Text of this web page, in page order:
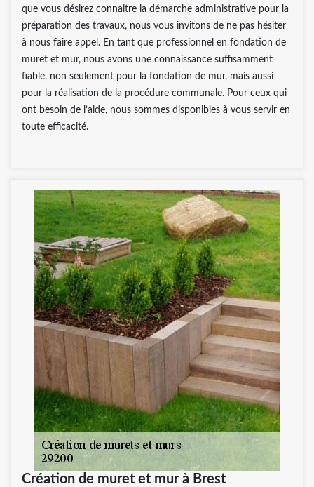
que vous désirez connaitre la démarche administrative pour la
préparation des travaux, nous vous invitons de ne pas hésiter
à nous faire appel. En tant que professionnel en fondation de
muret et mur, nous avons une connaissance suffisamment
fiable, non seulement pour la fondation de mur, mais aussi
pour la réalisation de la procédure communale. Pour ceux qui
ont besoin de l’aide, nous sommes disponibles à vous servir en
toute efficacité.
Création de muret et mur à Brest